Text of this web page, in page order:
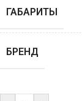
ГАБАРИТЫ
БРЕНД